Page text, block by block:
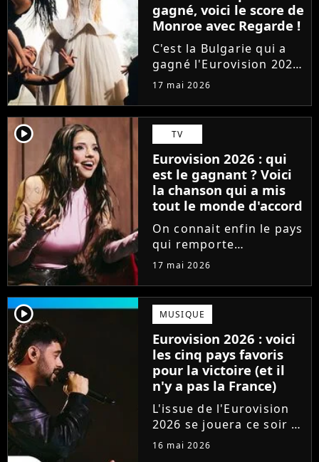
gagné, voici le score de
Monroe avec Regarde !
C'est la Bulgarie qui a
gagné l'Eurovision 2026
à la surprise générale.
la France, qui était
représentée par la
chanteuse Monroe avec
le titre lyrique
"Regarde"...
17 mai 2026
player2 TV
Eurovision 2026 : qui
est le gagnant ? Voici
la chanson qui a mis
tout le monde d'accord
On connait enfin le pays
qui remporte
l'Eurovision 2026 ! Un
Love pour l'Autriche, qui
soulève le trophée et
surclasse toute la
concurrence ?
17 mai 2026
player2 MUSIQUE
Eurovision 2026 : voici
les cinq pays favoris
pour la victoire (et il
n'y a pas la France)
L'issue de l'Eurovision
2026 se jouera ce soir !
En direct de Vienne, les
16 mai 2026